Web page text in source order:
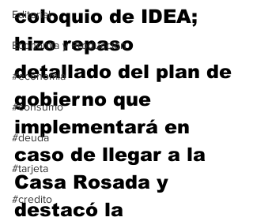
Editorial
Economía y Producción
#economia
#consumo
#deuda
#tarjeta
#credito
coloquio de IDEA;
hizo repaso
detallado del plan de
gobierno que
implementará en
caso de llegar a la
Casa Rosada y
destacó la